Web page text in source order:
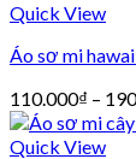
Quick View
Áo sơ mi
110.000₫ –
Quick View